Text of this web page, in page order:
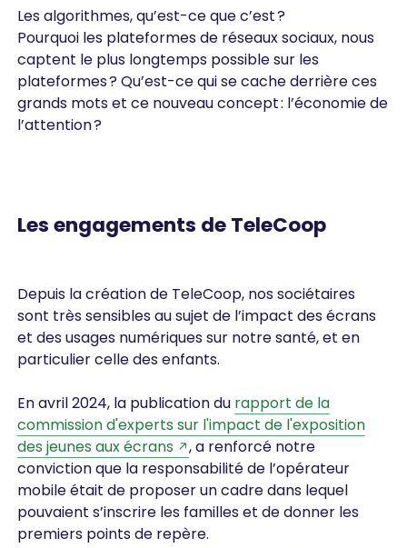
Les algorithmes, qu’est-ce que c’est ?
Pourquoi les plateformes de réseaux sociaux, nous
captent le plus longtemps possible sur les
plateformes ? Qu’est-ce qui se cache derrière ces
grands mots et ce nouveau concept : l’économie de
l’attention ?
Les engagements de TeleCoop
Depuis la création de TeleCoop, nos sociétaires
sont très sensibles au sujet de l’impact des écrans
et des usages numériques sur notre santé, et en
particulier celle des enfants.
En avril 2024, la publication du rapport de la
commission d'experts sur l'impact de l'exposition
des jeunes aux écrans
, a renforcé notre
conviction que la responsabilité de l’opérateur
mobile était de proposer un cadre dans lequel
pouvaient s’inscrire les familles et de donner les
premiers points de repère.